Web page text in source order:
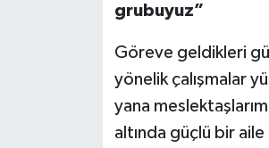
grubuyuz”
Göreve geldikleri
yönelik çalışmalar
yana
altında güçlü bir